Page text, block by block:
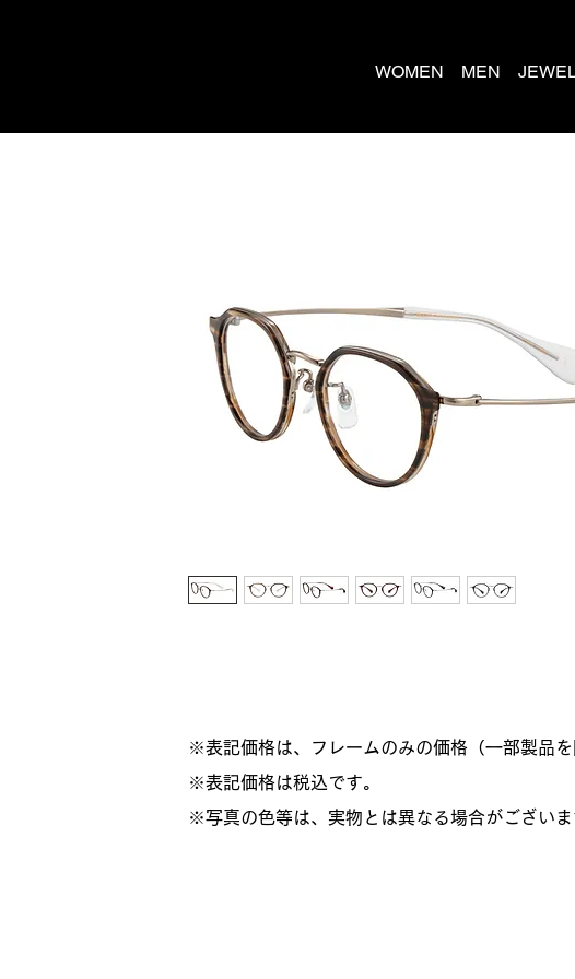
WOMEN MEN
※表記価格は、フレームのみの価格（一部製品を
​※表記価格は税込です。
※写真の色等は、実物とは異なる場合がございま